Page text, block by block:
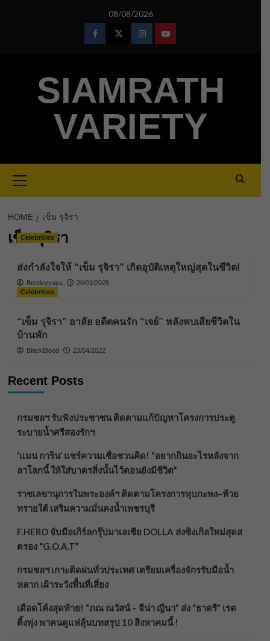
08/08/2026
FacebookTwitterInstagramYoutube
SIAMRATH
VARIETY
Menu
HOME เข็ม รุจิรา
เข็ม รุจิรา
Celebrities
ส่งกำลังใจให้ “เข็ม รุจิรา” เกิดอุบัติเหตุใหญ่สุดในชีวิต!
Bentleyyapa
20/01/2025
Celebrities
“เข็ม รุจิรา” อาลัย อดีตคนรัก “เจย์” หลังพบเสียชีวิตใน
บ้านพัก
BlackBlood 23/04/2022
Recent Posts
กรมชลฯ รับฟังประชาชน ติดตามแก้ปัญหาโครงการประตู
ระบายน้ำศรีสองรักฯ
‘แมน การิน’ แชร์ความเชื่อชวนคิด! “อยากกินอะไรหลังจาก
ลาโลกนี้ ให้ใส่บาตรสิ่งนั้นไว้ตอนยังมีชีวิต”
ราชเลขานุการในพระองค์ฯ ติดตามโครงการหุบกะพง–ห้วย
ทรายใต้ เสริมความมั่นคงน้ำเพชรบุรี
F.HERO จับมือเกิร์ลกรุ๊ปมาเลเซีย DOLLA ส่งซิงเกิลใหม่สุดส
ตรอง “G.O.A.T”
กรมชลฯ เกาะติดฝนทั่วประเทศ เตรียมเครื่องจักรรับมือน้ำ
หลาก เฝ้าระวังพื้นที่เสี่ยง
เดือดโค้งสุดท้าย! “ภณ ณวัสน์ – จีน่า ญีนา” ส่ง “ธาตรี” เรต
ติ้งพุ่ง พาคนดูแห่ลุ้นบทสรุป 10 สิงหาคมนี้ !